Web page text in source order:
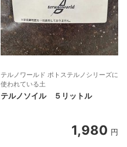
テルノワールド ポトステルノシリーズに
使われている土
テルノソイル ５リットル
1,980 円